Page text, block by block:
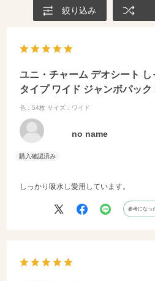
絞り込み
ユニ・チャーム デオシート
タイプ ワイド ジャンボパッ
色：54枚 サイズ：ワイド
no name
しっかり吸水し愛用しています。
参考になっ